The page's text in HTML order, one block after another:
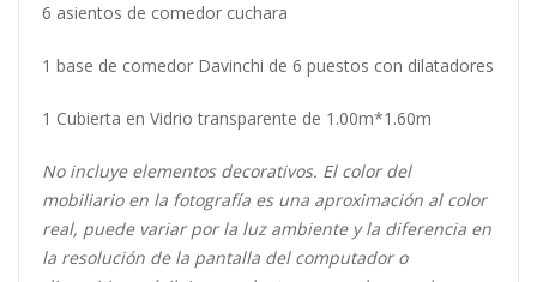
6 asientos de comedor cuchara
1 base de comedor Davinchi de 6 puestos con dilatadores
1 Cubierta en Vidrio transparente de 1.00m*1.60m
No incluye elementos decorativos. El color del
mobiliario en la fotografía es una aproximación al color
real, puede variar por la luz ambiente y la diferencia en
la resolución de la pantalla del computador o